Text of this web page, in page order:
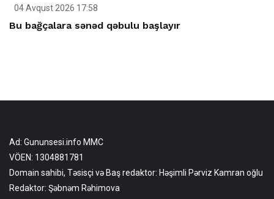
04 Avqust 2026 17:58
Bu bağçalara sənəd qəbulu başlayır
Ad: Gununsesi.info MMC
VÖEN: 1304881781
Domain sahibi, Təsisçi və Baş redaktor: Həşimli Pərviz Kamran oğlu
Redaktor: Şəbnəm Rəhimova